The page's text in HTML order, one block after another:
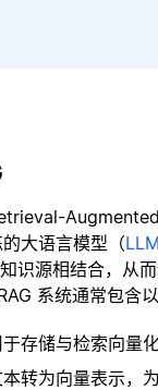
大语言模型（LLM
识源相结合，从
系统通常包含
存储与检索向量化
转为向量表示，